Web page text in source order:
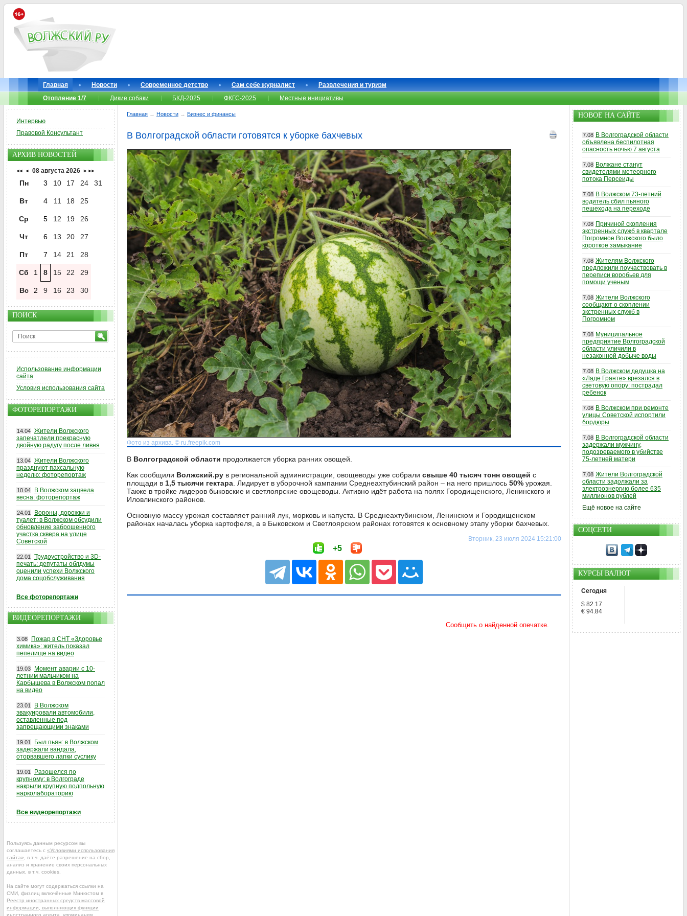
Главная Новости Современное детство Сам себе журналист
Развлечения и туризм
Отопление 1/7
Дикие собаки БКД-2025 ФКГС-2025 Местные инициативы
Главная → Новости → Бизнес и финансы
В Волгоградской области готовятся к уборке бахчевых
Фото из архива. © ru.freepik.com
В Волгоградской области продолжается уборка ранних овощей.
Как сообщили Волжский.ру в региональной администрации, овощеводы уже собрали свыше 40 тысяч тонн овощей с
площади в 1,5 тысячи гектара . Лидирует в уборочной кампании Среднеахтубинский район – на него пришлось 50% урожая.
Также в тройке лидеров быковские и светлоярские овощеводы. Активно идёт работа на полях Городищенского, Ленинского и
Иловлинского районов.
Основную массу урожая составляет ранний лук, морковь и капуста. В Среднеахтубинском, Ленинском и Городищенском
районах началась уборка картофеля, а в Быковском и Светлоярском районах готовятся к основному этапу уборки бахчевых.
Вторник, 23 июля 2024 15:21:00
+5
Интервью
Правовой Консультант
АРХИВ НОВОСТЕЙ
<< < 08 августа 2026 > >>
Пн 3 10 17 24 31
Вт 4 11 18 25
Ср 5 12 19 26
Чт 6 13 20 27
Пт 7 14 21 28
Сб 1 8 15 22 29
Вс 2 9 16 23 30
ПОИСК
Использование информации
сайта
Условия использования сайта
ФОТОРЕПОРТАЖИ
14.04 Жители Волжского
запечатлели прекрасную
двойную радугу после ливня
13.04 Жители Волжского
празднуют пахсальную
неделю: фоторепортаж
10.04
В Волжском зацвела
весна: фоторепортаж
24.01
Вороны, дорожки и
туалет: в Волжском обсудили
обновление заброшенного
участка сквера на улице
Советской
22.01
Трудоустройство и 3D-
печать: депутаты облдумы
оценили успехи Волжского
дома соцобслуживания
Все фоторепортажи
ВИДЕОРЕПОРТАЖИ
3.08
Пожар в СНТ «Здоровье
химика»: житель показал
пепелище на видео
19.03
Момент аварии с 10-
летним мальчиком на
Карбышева в Волжском попал
на видео
23.01
В Волжском
эвакуировали автомобили,
оставленные под
запрещающими знаками
19.01
Был пьян: в Волжском
задержали вандала,
оторвавшего лапки суслику
19.01
Разошелся по
крупному: в Волгограде
накрыли крупную подпольную
нарколабораторию
Все видеорепортажи
Пользуясь данным ресурсом вы
соглашаетесь с «Условиями использования
сайта» , в т.ч. даёте разрешение на сбор,
анализ и хранение своих персональных
данных, в т.ч. cookies.
На сайте могут содержаться ссылки на
СМИ, физлиц включённые Минюстом в
Реестр иностранных средств массовой
информации, выполняющих функции
иностранного агента , упоминания
НОВОЕ НА САЙТЕ
7.08 В Волгоградской области
объявлена беспилотная
опасность ночью 7 августа
7.08 Волжане станут
свидетелями метеорного
потока Персеиды
7.08 В Волжском 73-летний
водитель сбил пьяного
пешехода на переходе
7.08 Причиной скопления
экстренных служб в квартале
Погромное Волжского было
короткое замыкание
7.08 Жителям Волжского
предложили поучаствовать в
переписи воробьев для
помощи ученым
7.08 Жители Волжского
сообщают о скоплении
экстренных служб в
Погромном
7.08 Муниципальное
предприятие Волгоградской
области уличили в
незаконной добыче воды
7.08 В Волжском дедушка на
«Ладе Гранте» врезался в
световую опору: пострадал
ребенок
7.08 В Волжском при ремонте
улицы Советской испортили
бордюры
7.08 В Волгоградской области
задержали мужчину,
подозреваемого в убийстве
75-летней матери
7.08 Жители Волгоградской
области задолжали за
электроэнергию более 635
миллионов рублей
Ещё новое на сайте
СОЦСЕТИ
КУРСЫ ВАЛЮТ
Сегодня
$ 82.17
€ 94.84